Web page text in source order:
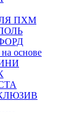
ПХМ
основе